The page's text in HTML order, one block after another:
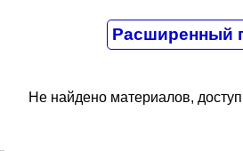
Не найдено материалов,